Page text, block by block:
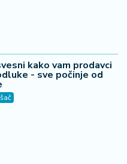
kako vam prodavci
- sve počinje od